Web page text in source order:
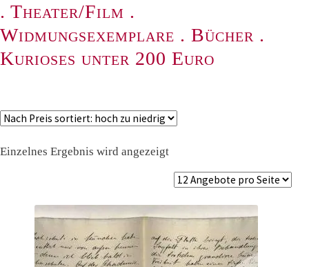
. Theater/Film .
Widmungsexemplare . Bücher .
Kurioses unter 200 Euro
Einzelnes Ergebnis wird angezeigt